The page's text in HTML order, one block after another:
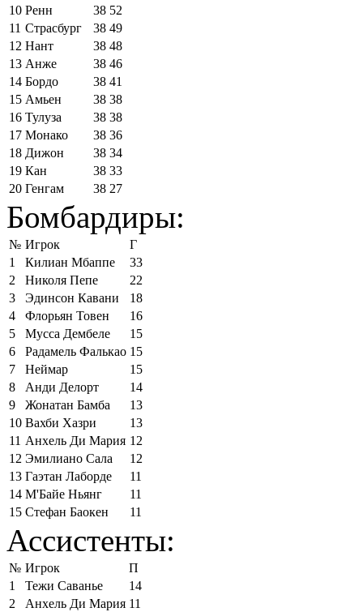
10 Ренн 38 52
11 Страсбург 38 49
12 Нант 38 48
13 Анже 38 46
14 Бордо 38 41
15 Амьен 38 38
16 Тулуза 38 38
17 Монако 38 36
18 Дижон 38 34
19 Кан 38 33
20 Генгам 38 27
Бомбардиры:
№ Игрок
Г
1
Килиан Мбаппе
33
2
Николя Пепе
22
3
Эдинсон Кавани
18
4
Флорьян Товен
16
5
Мусса Дембеле
15
6
Радамель Фалькао 15
7
Неймар
15
8
Анди Делорт
14
9
Жонатан Бамба
13
10 Вахби Хазри
13
11 Анхель Ди Мария 12
12 Эмилиано Сала
12
13 Гаэтан Лаборде
11
14 М'Байе Ньянг
11
15 Стефан Баокен 11
Ассистенты:
№ Игрок
П
1
Тежи Саванье
14
2
Анхель Ди Мария 11